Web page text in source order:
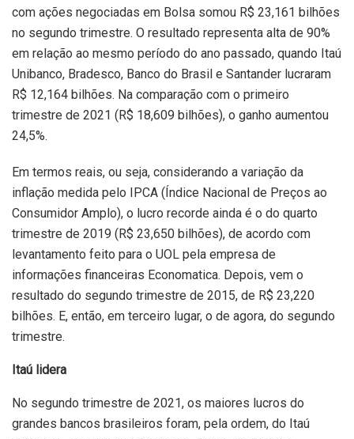
com ações negociadas em Bolsa somou R$ 23,161 bilhões
no segundo trimestre. O resultado representa alta de 90%
em relação ao mesmo período do ano passado, quando Itaú
Unibanco, Bradesco, Banco do Brasil e Santander lucraram
R$ 12,164 bilhões. Na comparação com o primeiro
trimestre de 2021 (R$ 18,609 bilhões), o ganho aumentou
24,5%.
Em termos reais, ou seja, considerando a variação da
inflação medida pelo IPCA (Índice Nacional de Preços ao
Consumidor Amplo), o lucro recorde ainda é o do quarto
trimestre de 2019 (R$ 23,650 bilhões), de acordo com
levantamento feito para o UOL pela empresa de
informações financeiras Economatica. Depois, vem o
resultado do segundo trimestre de 2015, de R$ 23,220
bilhões. E, então, em terceiro lugar, o de agora, do segundo
trimestre.
Itaú lidera
No segundo trimestre de 2021, os maiores lucros do
grandes bancos brasileiros foram, pela ordem, do Itaú